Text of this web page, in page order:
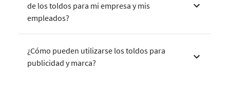
de los toldos para mi empresa y mis
empleados?
¿Cómo pueden utilizarse los toldos para
publicidad y marca?